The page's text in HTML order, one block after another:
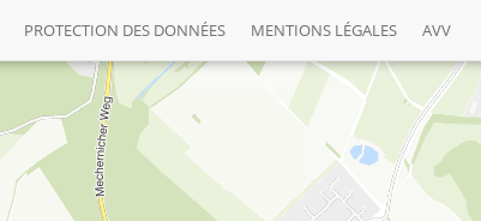
PROTECTION DES DONNÉES MENTIONS LÉGALES AVV